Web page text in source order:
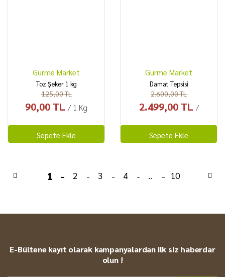
Gurme Market
Toz Şeker 1 kg
125,00 TL
90,00 TL / 1 Kg
Sepete Ekle
Gurme Market
Damat Tepsisi
2.600,00 TL
2.499,00 TL /
Sepete Ekle
1 2 3 4 .. 10
E-Bültene kayıt olarak kampanyalardan ilk siz haberdar
olun !